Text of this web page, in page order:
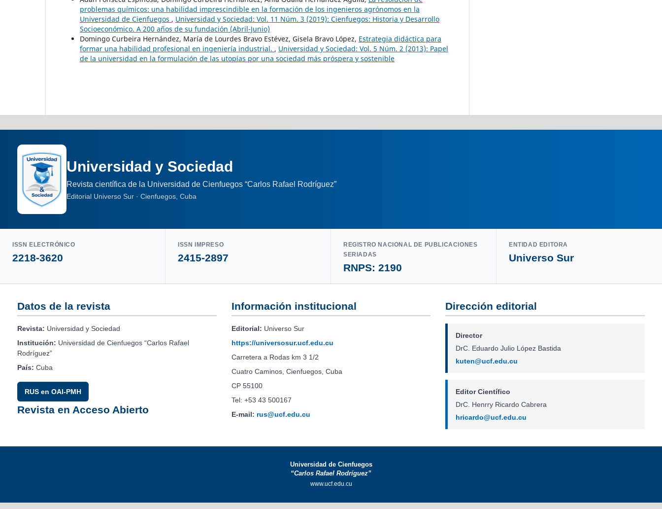
problemas químicos: una habilidad imprescindible en la formación de los ingenieros agrónomos en la
Universidad de Cienfuegos , Universidad y Sociedad: Vol. 11 Núm. 3 (2019): Cienfuegos: Historia y Desarrollo
Socioeconómico. A 200 años de su fundación (Abril-Junio)
Domingo Curbeira Hernández, María de Lourdes Bravo Estévez, Gisela Bravo López, Estrategia didáctica para
formar una habilidad profesional en ingeniería industrial. , Universidad y Sociedad: Vol. 5 Núm. 2 (2013): Papel
de la universidad en la formulación de las utopías por una sociedad más próspera y sostenible
Universidad y Sociedad
Revista científica de la Universidad de Cienfuegos “Carlos Rafael Rodríguez”
Editorial Universo Sur · Cienfuegos, Cuba
ISSN ELECTRÓNICO
2218-3620
ISSN IMPRESO
2415-2897
REGISTRO NACIONAL DE PUBLICACIONES
SERIADAS
RNPS: 2190
ENTIDAD EDITORA
Universo Sur
Datos de la revista
Revista: Universidad y Sociedad
Institución: Universidad de Cienfuegos “Carlos Rafael
Rodríguez”
País: Cuba
RUS en OAI-PMH
Revista en Acceso Abierto
Información institucional
Editorial: Universo Sur
https://universosur.ucf.edu.cu
Carretera a Rodas km 3 1/2
Cuatro Caminos, Cienfuegos, Cuba
CP 55100
Tel: +53 43 500167
E-mail: rus@ucf.edu.cu
Dirección editorial
Director
DrC. Eduardo Julio López Bastida
kuten@ucf.edu.cu
Editor Científico
DrC. Henrry Ricardo Cabrera
hricardo@ucf.edu.cu
Universidad de Cienfuegos
“Carlos Rafael Rodríguez”
www.ucf.edu.cu